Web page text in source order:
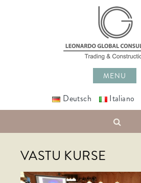
MENU
Deutsch Italiano
VASTU KURSE